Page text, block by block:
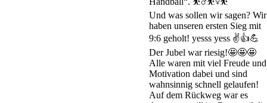
Und was sollen wir sagen? Wir
haben unseren ersten Sieg mit
9:6 geholt! yesss yess ✌️👍💪
Der Jubel war riesig!🤩🤩🤩
Alle waren mit viel Freude und
Motivation dabei und sind
wahnsinnig schnell gelaufen!
Auf dem Rückweg war es